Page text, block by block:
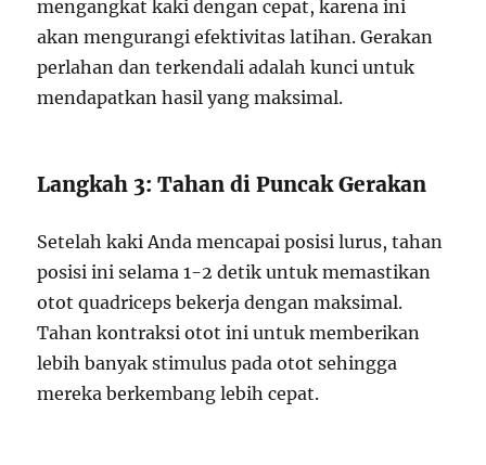
mengangkat kaki dengan cepat, karena ini
akan mengurangi efektivitas latihan. Gerakan
perlahan dan terkendali adalah kunci untuk
mendapatkan hasil yang maksimal.
Langkah 3: Tahan di Puncak Gerakan
Setelah kaki Anda mencapai posisi lurus, tahan
posisi ini selama 1-2 detik untuk memastikan
otot quadriceps bekerja dengan maksimal.
Tahan kontraksi otot ini untuk memberikan
lebih banyak stimulus pada otot sehingga
mereka berkembang lebih cepat.